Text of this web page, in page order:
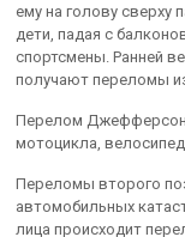
ему на голову сверху
дети, падая с
спортсмены. Ранней
получают переломы
Перелом
мотоцикла,
Переломы второго
автомобильных
лица происходит